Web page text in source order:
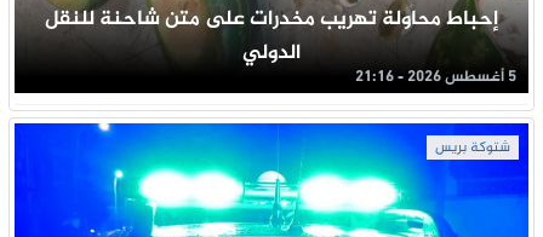
إحباط محاولة تهريب مخدرات على متن شاحنة للنقل
الدولي
5 أغسطس 2026 - 21:16
شتوكة بريس